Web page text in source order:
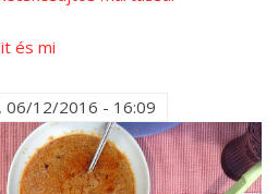
és mi
06/12/2016 - 16:09